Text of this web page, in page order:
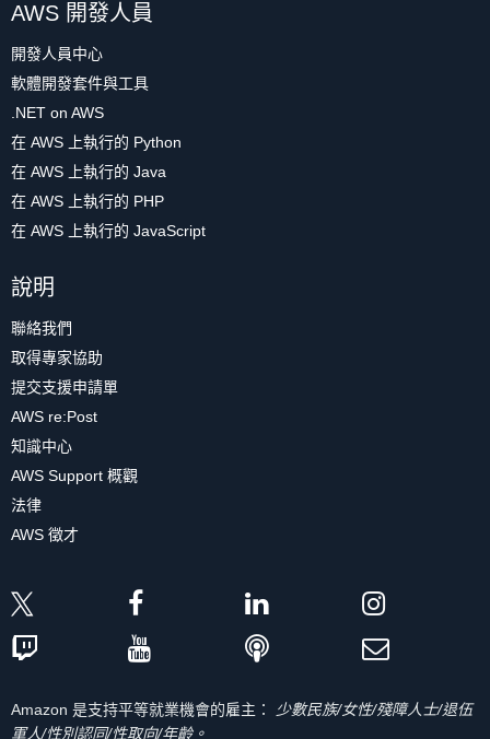
AWS 開發人員
開發人員中心
軟體開發套件與工具
.NET on AWS
在 AWS 上執行的 Python
在 AWS 上執行的 Java
在 AWS 上執行的 PHP
在 AWS 上執行的 JavaScript
說明
聯絡我們
取得專家協助
提交支援申請單
AWS re:Post
知識中心
AWS Support 概觀
法律
AWS 徵才
Amazon 是支持平等就業機會的雇主：
少數民族/女性/殘障人士/退伍
軍人/性別認同/性取向/年齡。